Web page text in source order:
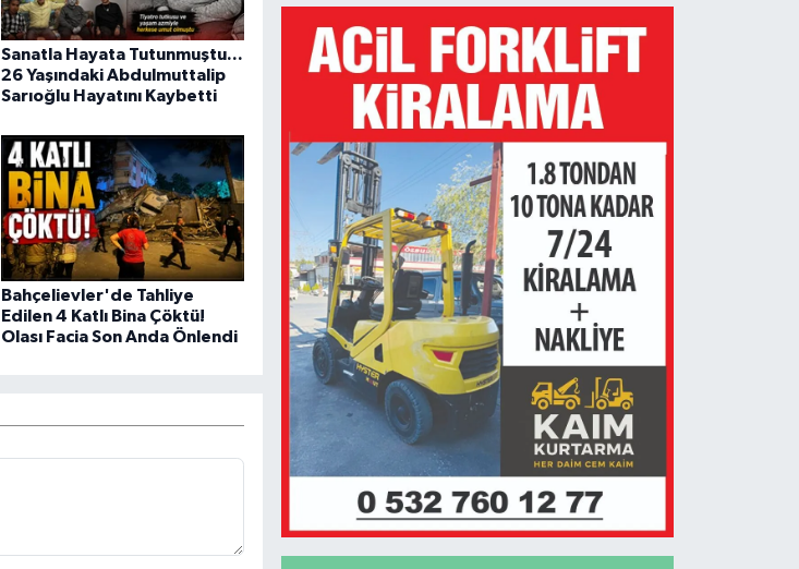
Sanatla Hayata Tutunmuştu...
26 Yaşındaki Abdulmuttalip
Sarıoğlu Hayatını Kaybetti
Bahçelievler'de Tahliye
Edilen 4 Katlı Bina Çöktü!
Olası Facia Son Anda Önlendi